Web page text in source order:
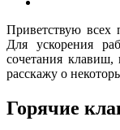
Приветствую всех
Для ускорения
сочетания
расскажу о
Горячие